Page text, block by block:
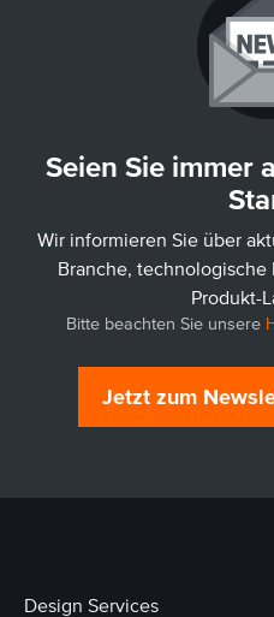
Seien Sie immer
Wir informieren Sie über
Branche,
Produkt-
Bitte beachten Sie unsere
Jetzt zum
Design Services